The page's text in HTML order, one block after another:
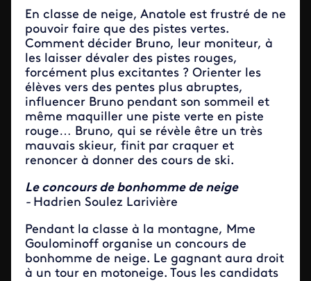
En classe de neige, Anatole est frustré de ne
pouvoir faire que des pistes vertes.
Comment décider Bruno, leur moniteur, à
les laisser dévaler des pistes rouges,
forcément plus excitantes ? Orienter les
élèves vers des pentes plus abruptes,
influencer Bruno pendant son sommeil et
même maquiller une piste verte en piste
rouge… Bruno, qui se révèle être un très
mauvais skieur, finit par craquer et
renoncer à donner des cours de ski.
Le concours de bonhomme de neige
- Hadrien Soulez Larivière
Pendant la classe à la montagne, Mme
Goulominoff organise un concours de
bonhomme de neige. Le gagnant aura droit
à un tour en motoneige. Tous les candidats